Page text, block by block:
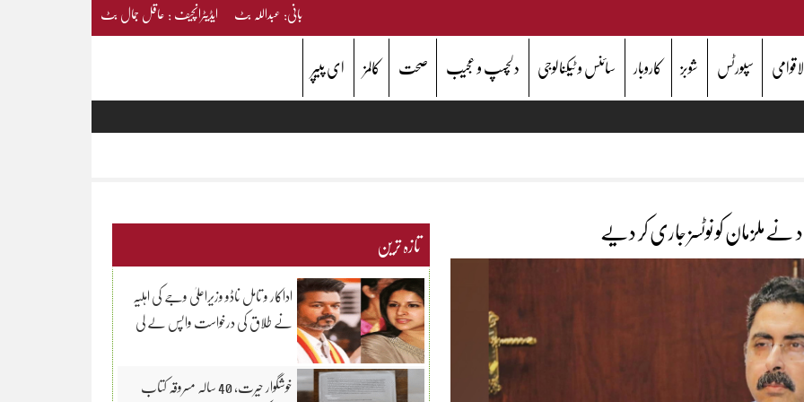
بانی: عبداللہ بٹ ایڈیٹرانچیف : عاقل جمال بٹ
سپورٹس شوبز کاروبار سائنس و ٹیکنالوجی دلچسپ و عجیب صحت کالمز ای پیپر
نےملزمان کو نوٹسز جاری کر دیے تازہ ترین
اداکار و تامل ناڈو وزیراعلیٰ وجے کی اہلیہ
نے طلاق کی درخواست واپس لے لی
خوشگوار حیرت، 40 سالہ مسروقہ کتاب